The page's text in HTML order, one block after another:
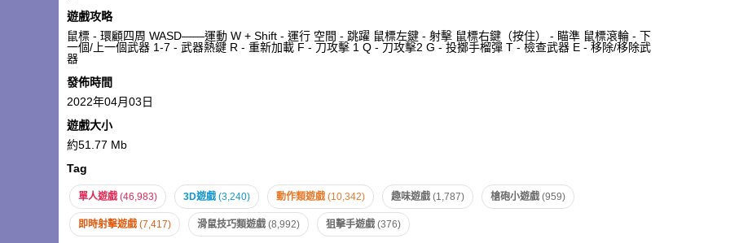
遊戲攻略
鼠標 - 環顧四周 WASD——運動 W + Shift - 運行 空間 - 跳躍 鼠標左鍵 - 射擊 鼠標右鍵（按住） - 瞄準 鼠標滾輪 - 下
一個/上一個武器 1-7 - 武器熱鍵 R - 重新加載 F - 刀攻擊 1 Q - 刀攻擊2 G - 投擲手榴彈 T - 檢查武器 E - 移除/移除武
器
發佈時間
2022年04月03日
遊戲大小
約51.77 Mb
Tag
單人遊戲 (46,983) 3D遊戲 (3,240) 動作類遊戲 (10,342) 趣味遊戲 (1,787) 槍砲小遊戲 (959)
即時射擊遊戲 (7,417) 滑鼠技巧類遊戲 (8,992) 狙擊手遊戲 (376)